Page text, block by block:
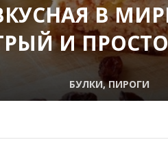
В
И
БУЛКИ, ПИРОГИ